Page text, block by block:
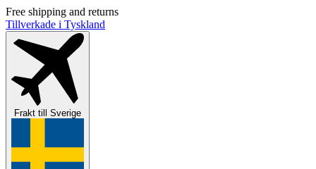
Free shipping and returns
Tillverkade i Tyskland
Frakt till Sverige